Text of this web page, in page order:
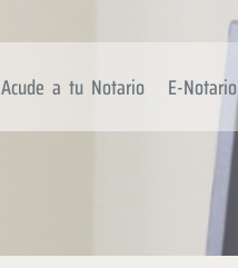
Acude a tu Notario E-Notario